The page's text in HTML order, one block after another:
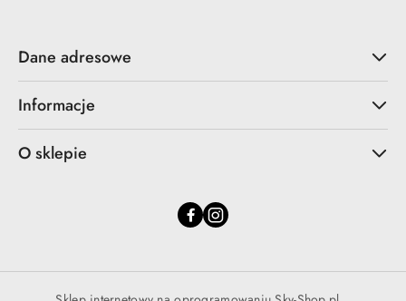
Dane adresowe
Informacje
O sklepie